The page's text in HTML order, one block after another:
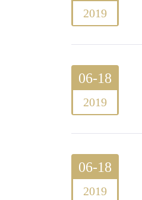
2019
06-18
2019
06-18
2019